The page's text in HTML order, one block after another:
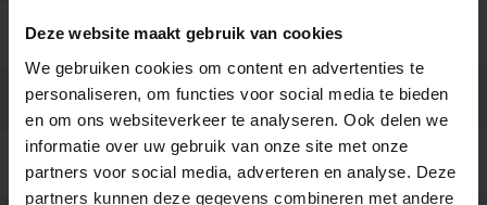
Deze website maakt gebruik van cookies
We gebruiken cookies om content en advertenties te
personaliseren, om functies voor social media te bieden
en om ons websiteverkeer te analyseren. Ook delen we
informatie over uw gebruik van onze site met onze
partners voor social media, adverteren en analyse. Deze
partners kunnen deze gegevens combineren met andere
Vorm Vierkant
Montage Inbouw
Insteekconnector